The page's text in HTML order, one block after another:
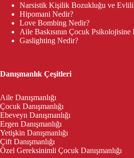
Narsistik Kişilik Bozukluğu ve
Hipomani Nedir?
Love Bombing Nedir?
Aile Baskısının Çocuk Psikolojisine
Gaslighting Nedir?
Danışmanlık Çeşitleri
Aile Danışmanlığı
Çocuk Danışmanlığı
Ebeveyn Danışmanlığı
Ergen Danışmanlığı
Yetişkin Danışmanlığı
Çift Danışmanlığı
Özel Gereksinimli Çocuk Danışmanlığı